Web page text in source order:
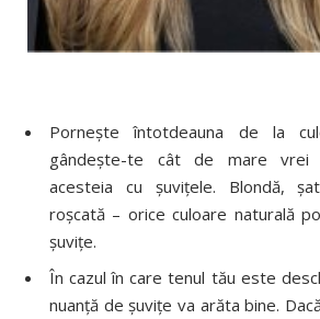
Porneşte întotdeauna de la
gândeşte-te cât de mare vrei
acesteia cu şuviţele. Blondă,
roşcată – orice culoare naturală
şuviţe.
În cazul în care tenul tău este
nuanţă de şuviţe va arăta bine.